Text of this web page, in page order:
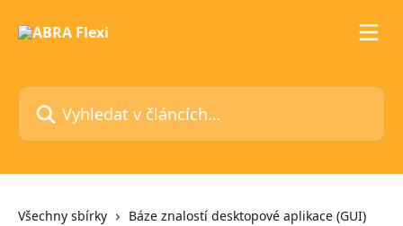
Vyhledat v článcích…
Všechny sbírky
Báze znalostí desktopové aplikace (GUI)